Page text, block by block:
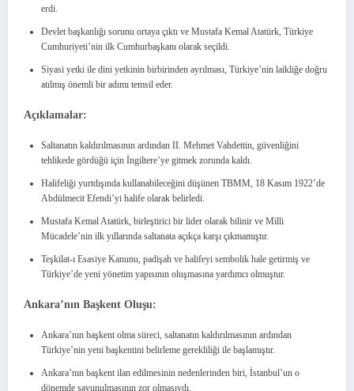
erdi.
Devlet başkanlığı sorunu ortaya çıktı ve Mustafa Kemal Atatürk, Türkiye
Cumhuriyeti’nin ilk Cumhurbaşkanı olarak seçildi.
Siyasi yetki ile dini yetkinin birbirinden ayrılması, Türkiye’nin laikliğe doğru
atılmış önemli bir adımı temsil eder.
Açıklamalar:
Saltanatın kaldırılmasının ardından II. Mehmet Vahdettin, güvenliğini
tehlikede gördüğü için İngiltere’ye gitmek zorunda kaldı.
Halifeliği yurtdışında kullanabileceğini düşünen TBMM, 18 Kasım 1922’de
Abdülmecit Efendi’yi halife olarak belirledi.
Mustafa Kemal Atatürk, birleştirici bir lider olarak bilinir ve Milli
Mücadele’nin ilk yıllarında saltanata açıkça karşı çıkmamıştır.
Teşkilat-ı Esasiye Kanunu, padişah ve halifeyi sembolik hale getirmiş ve
Türkiye’de yeni yönetim yapısının oluşmasına yardımcı olmuştur.
Ankara’nın Başkent Oluşu:
Ankara’nın başkent olma süreci, saltanatın kaldırılmasının ardından
Türkiye’nin yeni başkentini belirleme gerekliliği ile başlamıştır.
Ankara’nın başkent ilan edilmesinin nedenlerinden biri, İstanbul’un o
dönemde savunulmasının zor olmasıydı.